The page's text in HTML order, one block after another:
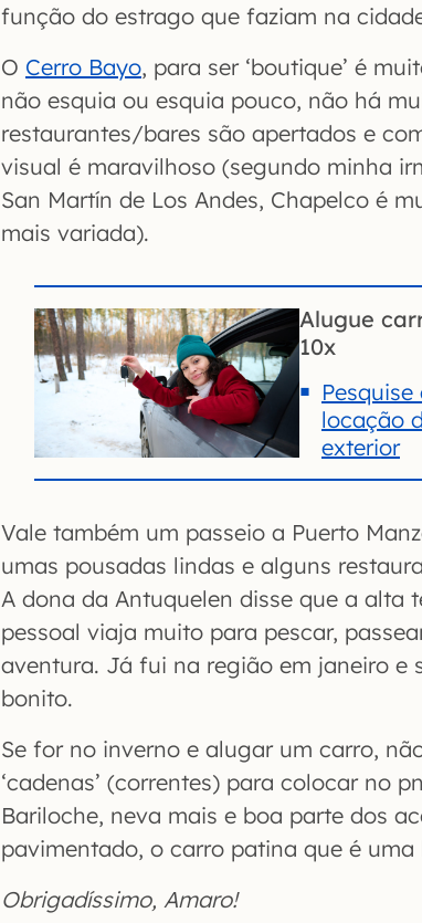
função do estrago que faziam na
O Cerro Bayo, para ser ‘boutique’ é
não esquia ou esquia pouco, não há
restaurantes/bares são apertados e
visual é maravilhoso (segundo minha
San Martín de Los Andes, Chapelco é
mais variada).
Alugue
10x
locação
exterior
Vale também um passeio a Puerto
umas pousadas lindas e alguns
A dona da Antuquelen disse que a alta
pessoal viaja muito para pescar,
aventura. Já fui na região em janeiro e
bonito.
Se for no inverno e alugar um carro,
‘cadenas’ (correntes) para colocar no
Bariloche, neva mais e boa parte dos
pavimentado, o carro patina que é uma
Obrigadíssimo, Amaro!